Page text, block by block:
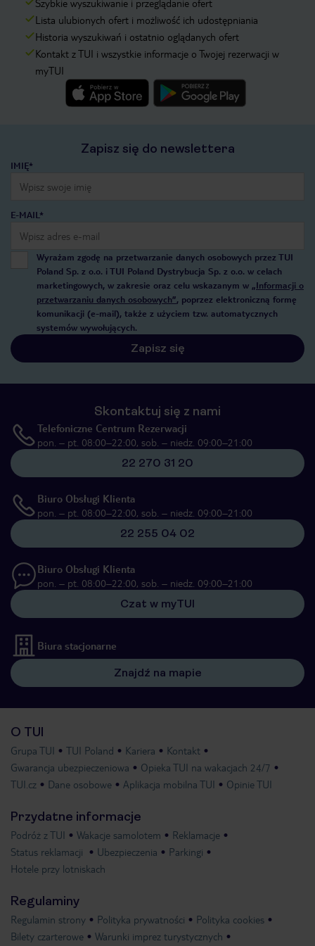
Szybkie wyszukiwanie i przeglądanie ofert
Lista ulubionych ofert i możliwość ich udostępniania
Historia wyszukiwań i ostatnio oglądanych ofert
Kontakt z TUI i wszystkie informacje o Twojej rezerwacji w
myTUI
Zapisz się do newslettera
IMIĘ*
E-MAIL*
Wyrażam zgodę na przetwarzanie danych osobowych przez TUI
Poland Sp. z o.o. i TUI Poland Dystrybucja Sp. z o.o. w celach
marketingowych, w zakresie oraz celu wskazanym w „Informacji o
przetwarzaniu danych osobowych”, poprzez elektroniczną formę
komunikacji (e-mail), także z użyciem tzw. automatycznych
systemów wywołujących.
Zapisz się
Skontaktuj się z nami
Telefoniczne Centrum Rezerwacji
pon. – pt. 08:00–22:00, sob. – niedz. 09:00–21:00
22 270 31 20
Biuro Obsługi Klienta
pon. – pt. 08:00–22:00, sob. – niedz. 09:00–21:00
22 255 04 02
Biuro Obsługi Klienta
pon. – pt. 08:00–22:00, sob. – niedz. 09:00–21:00
Czat w myTUI
Biura stacjonarne
Znajdź na mapie
O TUI
Grupa TUI TUI Poland Kariera
Kontakt
Gwarancja ubezpieczeniowa
Opieka TUI na wakacjach 24/7
TUI.cz
Dane osobowe Aplikacja mobilna TUI Opinie TUI
Przydatne informacje
Podróż z TUI Wakacje samolotem
Reklamacje
Status reklamacji
Ubezpieczenia
Parkingi
Hotele przy lotniskach
Regulaminy
Regulamin strony Polityka prywatności
Polityka cookies
Bilety czarterowe
Warunki imprez turystycznych